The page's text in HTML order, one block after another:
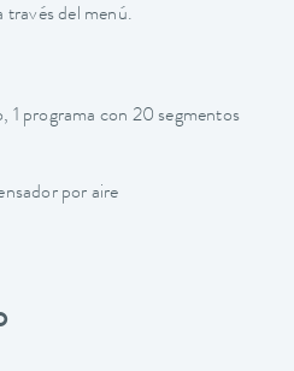
través del menú.
1 programa con 20 segmentos
por aire